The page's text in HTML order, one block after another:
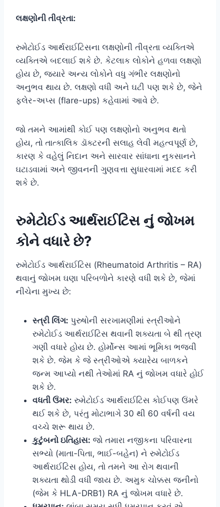
લક્ષણોની તીવ્રતા:
રુમેટોઈડ આર્થરાઈટિસના લક્ષણોની તીવ્રતા વ્યક્તિએ
વ્યક્તિએ બદલાઈ શકે છે. કેટલાક લોકોને હળવા લક્ષણો
હોય છે, જ્યારે અન્ય લોકોને વધુ ગંભીર લક્ષણોનો
અનુભવ થાય છે. લક્ષણો વધી અને ઘટી પણ શકે છે, જેને
ફ્લેર-અપ્સ (flare-ups) કહેવામાં આવે છે.
જો તમને આમાંથી કોઈ પણ લક્ષણોનો અનુભવ થતો
હોય, તો તાત્કાલિક ડૉક્ટરની સલાહ લેવી મહત્વપૂર્ણ છે,
કારણ કે વહેલું નિદાન અને સારવાર સાંધાના નુકસાનને
ઘટાડવામાં અને જીવનની ગુણવત્તા સુધારવામાં મદદ કરી
શકે છે.
રુમેટોઈડ આર્થરાઈટિસ નું જોખમ
કોને વધારે છે?
રુમેટોઈડ આર્થરાઈટિસ (Rheumatoid Arthritis – RA)
થવાનું જોખમ ઘણા પરિબળોને કારણે વધી શકે છે, જેમાં
નીચેના મુખ્ય છે:
સ્ત્રી લિંગ: પુરુષોની સરખામણીમાં સ્ત્રીઓને
રુમેટોઈડ આર્થરાઈટિસ થવાની શક્યતા બે થી ત્રણ
ગણી વધારે હોય છે. હોર્મોન્સ આમાં ભૂમિકા ભજવી
શકે છે. જેમ કે જે સ્ત્રીઓએ ક્યારેય બાળકને
જન્મ આપ્યો નથી તેઓમાં RA નું જોખમ વધારે હોઈ
શકે છે.
વધતી ઉંમર: રુમેટોઈડ આર્થરાઈટિસ કોઈપણ ઉંમરે
થઈ શકે છે, પરંતુ મોટાભાગે 30 થી 60 વર્ષની વય
વચ્ચે શરૂ થાય છે.
કુટુંબનો ઇતિહાસ: જો તમારા નજીકના પરિવારના
સભ્યો (માતા-પિતા, ભાઈ-બહેન) ને રુમેટોઈડ
આર્થરાઈટિસ હોય, તો તમને આ રોગ થવાની
શક્યતા થોડી વધી જાય છે. અમુક ચોક્કસ જનીનો
(જેમ કે HLA-DRB1) RA નું જોખમ વધારે છે.